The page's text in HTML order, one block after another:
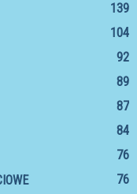
139
104
92
89
87
84
76
76